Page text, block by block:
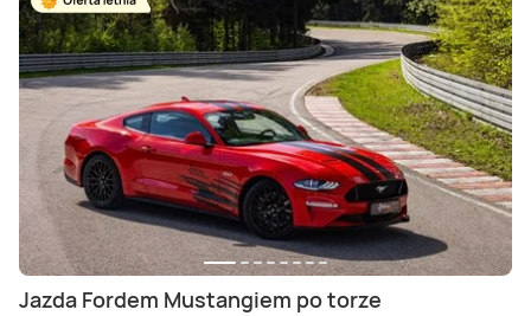
Jazda Fordem Mustangiem po torze